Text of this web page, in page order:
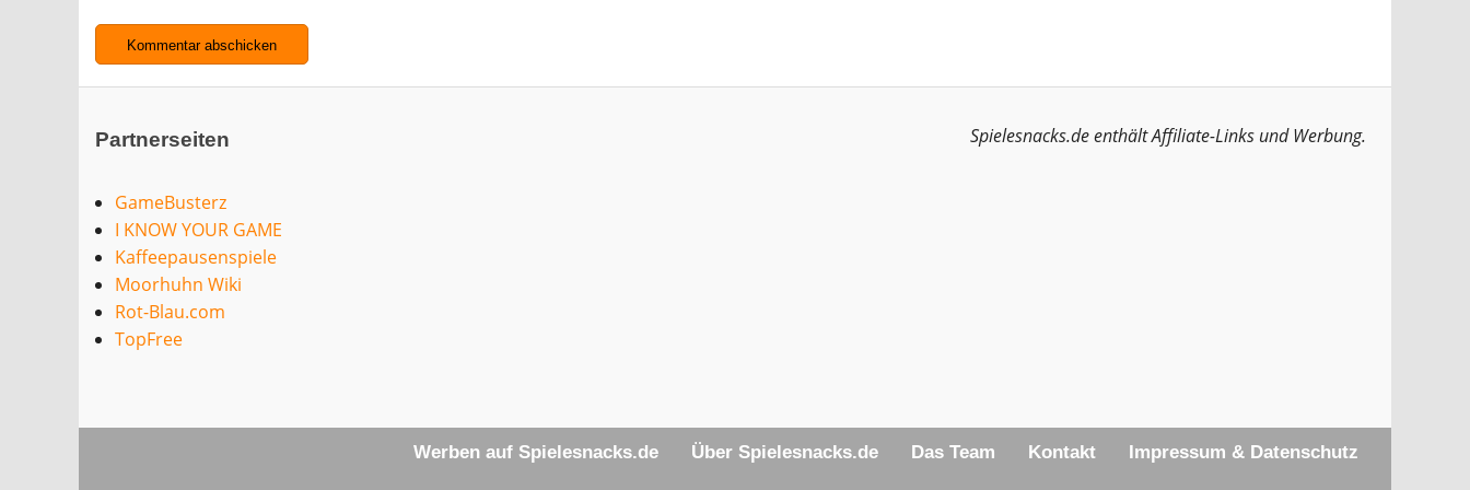
Partnerseiten
GameBusterz
I KNOW YOUR GAME
Kaffeepausenspiele
Moorhuhn Wiki
Rot-Blau.com
TopFree
Spielesnacks.de enthält Affiliate-Links und Werbung.
Werben auf Spielesnacks.de Über Spielesnacks.de Das Team Kontakt Impressum & Datenschutz